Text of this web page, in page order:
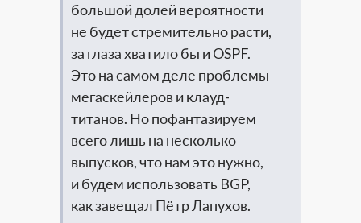
большой долей вероятности
не будет стремительно расти,
за глаза хватило бы и OSPF.
Это на самом деле проблемы
мегаскейлеров и клауд-
титанов. Но пофантазируем
всего лишь на несколько
выпусков, что нам это нужно,
и будем использовать BGP,
как завещал Пётр Лапухов.